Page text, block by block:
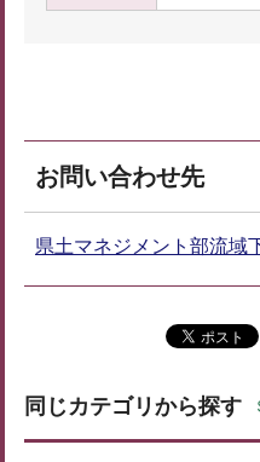
お問い合わせ先
県土マネジメント部流
同じカテゴリから探す